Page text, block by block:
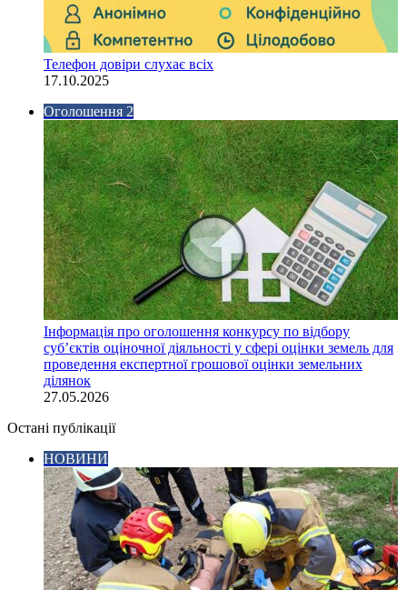
Телефон довіри слухає всіх
17.10.2025
Оголошення 2
Інформація про оголошення конкурсу по відбору
суб’єктів оціночної діяльності у сфері оцінки земель для
проведення експертної грошової оцінки земельних
ділянок
27.05.2026
Остані публікації
НОВИНИ